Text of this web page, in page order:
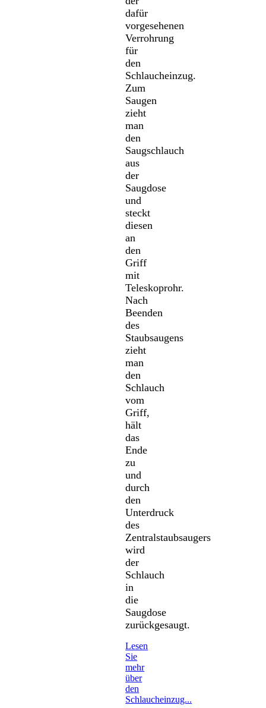
dafür
vorgesehenen
Verrohrung
für
den
Schlaucheinzug.
Zum
Saugen
zieht
man
den
Saugschlauch
aus
der
Saugdose
und
steckt
diesen
an
den
Griff
mit
Teleskoprohr.
Nach
Beenden
des
Staubsaugens
zieht
man
den
Schlauch
vom
Griff,
hält
das
Ende
zu
und
durch
den
Unterdruck
des
Zentralstaubsaugers
wird
der
Schlauch
in
die
Saugdose
zurückgesaugt.
Lesen
Sie
mehr
über
den
Schlaucheinzug...